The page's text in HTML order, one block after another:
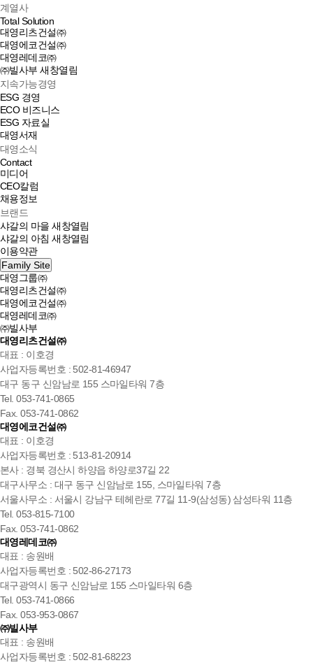
계열사
Total Solution
대영리츠건설㈜
대영에코건설㈜
대영레데코㈜
㈜빌사부새창열림
지속가능경영
ESG 경영
ECO 비즈니스
ESG 자료실
대영서재
대영소식
Contact
미디어
CEO칼럼
채용정보
브랜드
샤갈의 마을새창열림
샤갈의 아침새창열림
이용약관
Family Site
대영그룹㈜
대영리츠건설㈜
대영에코건설㈜
대영레데코㈜
㈜빌사부
대영리츠건설㈜
대표 : 이호경
사업자등록번호 : 502-81-46947
대구 동구 신암남로 155 스마일타워 7층
Tel. 053-741-0865
Fax. 053-741-0862
대영에코건설㈜
대표 : 이호경
사업자등록번호 : 513-81-20914
본사 : 경북 경산시 하양읍 하양로37길 22
대구사무소 : 대구 동구 신암남로 155, 스마일타워 7층
서울사무소 : 서울시 강남구 테헤란로 77길 11-9(삼성동) 삼성타워 11층
Tel. 053-815-7100
Fax. 053-741-0862
대영레데코㈜
대표 : 송원배
사업자등록번호 : 502-86-27173
대구광역시 동구 신암남로 155 스마일타워 6층
Tel. 053-741-0866
Fax. 053-953-0867
㈜빌사부
대표 : 송원배
사업자등록번호 : 502-81-68223